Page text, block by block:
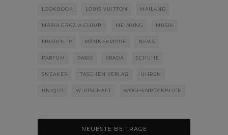
LOOKBOOK LOUIS VUITTON MAILAND
MARIA GRAZIA CHIURI MEINUNG MUSIK
MUSIKTIPP MÄNNERMODE NEWS
PARFUM PARIS PRADA SCHUHE
SNEAKER TASCHEN VERLAG UHREN
UNIQLO WIRTSCHAFT WOCHENRÜCKBLICK
NEUESTE BEITRÄGE